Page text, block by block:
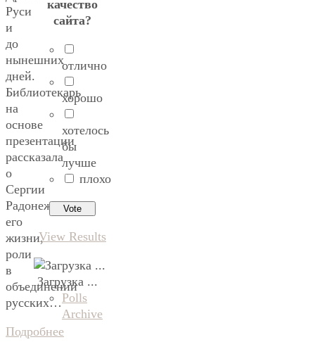
Руси
и
до
нынешних
дней.
Библиотекарь
на
основе
презентации
рассказала
о
Сергии
Радонежском,
его
жизни,
роли
в
объединении
русских…
Подробнее
качество
сайта?
отлично
хорошо
хотелось
бы
лучше
плохо
View Results
Загрузка ...
Polls
Archive